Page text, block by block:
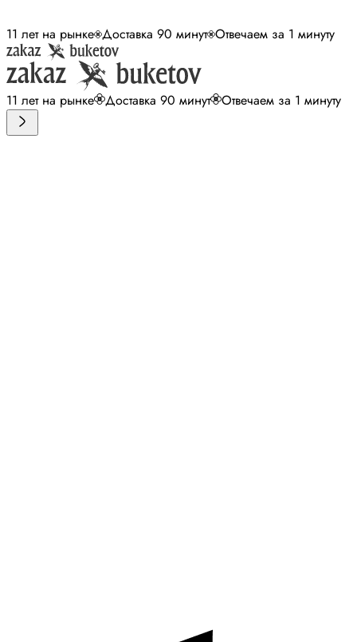
11 лет на рынке Доставка 90 минут Отвечаем за 1 минуту
11 лет на рынке Доставка 90 минут Отвечаем за 1 минуту